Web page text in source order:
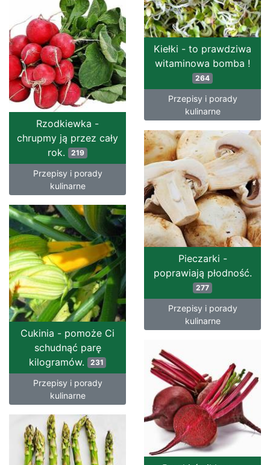
Kiełki - to prawdziwa
witaminowa bomba !
264
Przepisy i porady
kulinarne
Rzodkiewka -
chrupmy ją przez cały
rok. 219
Przepisy i porady
kulinarne
Pieczarki -
poprawiają płodność.
277
Przepisy i porady
kulinarne
Cukinia - pomoże Ci
schudnąć parę
kilogramów.
231
Przepisy i porady
kulinarne